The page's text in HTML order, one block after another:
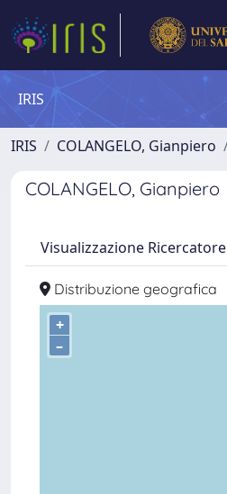
IRIS
IRIS COLANGELO, Gianpiero
COLANGELO, Gianpiero
Visualizzazione Ricercatore
Distribuzione geografica
+
–